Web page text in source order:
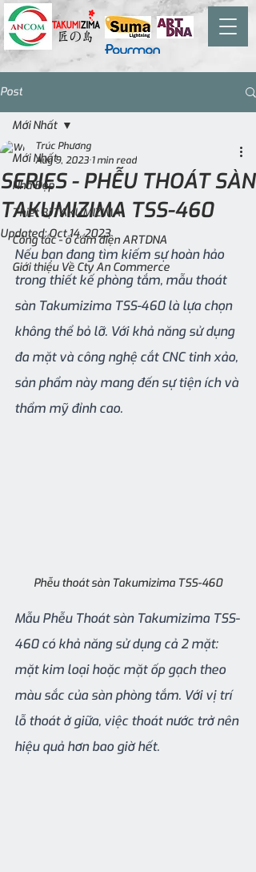
Post
Mới Nhất
Nhà Đẹp
Thiết Bị TAKUMIZIMA
Công tắc - ổ cắm điện ARTDNA
Giới thiệu Về Cty An Commerce
Mới Nhất
SERIES - PHỄU THOÁT SÀN
TAKUMIZIMA TSS-460
Trúc Phương
Aug 9, 2023 1 min read
Updated:Oct 14, 2023
Nếu bạn đang tìm kiếm sự hoàn hảo
trong thiết kế phòng tắm, mẫu thoát
sàn Takumizima TSS-460 là lựa chọn
không thể bỏ lỡ. Với khả năng sử dụng
đa mặt và công nghệ cắt CNC tinh xảo,
sản phẩm này mang đến sự tiện ích và
thẩm mỹ đỉnh cao.
Phễu thoát sàn Takumizima TSS-460
Mẫu Phễu Thoát sàn Takumizima TSS-
460 có khả năng sử dụng cả 2 mặt:
mặt kim loại hoặc mặt ốp gạch theo
màu sắc của sàn phòng tắm. Với vị trí
lỗ thoát ở giữa, việc thoát nước trở nên
hiệu quả hơn bao giờ hết.